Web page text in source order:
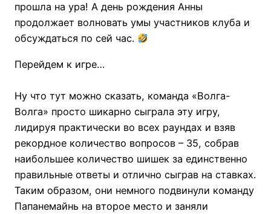
прошла на ура! А день рождения Анны
продолжает волновать умы участников клуба и
обсуждаться по сей час.
Перейдем к игре…
Ну что тут можно сказать, команда «Волга-
Волга» просто шикарно сыграла эту игру,
лидируя практически во всех раундах и взяв
рекордное количество вопросов – 35, собрав
наибольшее количество шишек за единственно
правильные ответы и отлично сыграв на ставках.
Таким образом, они немного подвинули команду
Папанемайнь на второе место и заняли